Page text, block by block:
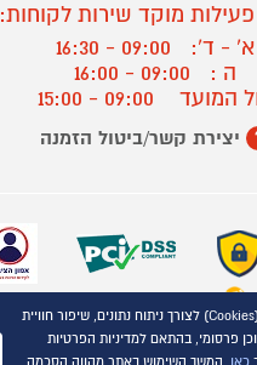
מוקד שירות לקוחות:
א' - ד':
09:00 - 16:30
ה :
09:00 - 16:00
המועד
יצירת קשר/ביטול הזמנה
כל הזכויות שמורות P1000© 2021
התמונות להמחשה בלבד
אתר זה משתמש בעוגיות (Cookies) לצורך ניתוח נתונים, שיפור חוויית
פרסומי, בהתאם למדיניות הפרטיות